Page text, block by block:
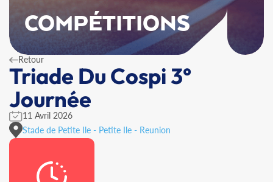
COMPÉTITIONS
Retour
Triade Du Cospi 3°
Journée
11 Avril 2026
Stade de Petite Ile - Petite Ile - Reunion